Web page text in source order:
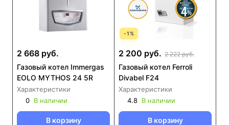
2 668 руб.
Газовый котел Immergas
EOLO MYTHOS 24 5R
Характеристики
0 В наличии
В корзину
-1%
2 200 руб. 2 222 руб.
Газовый котел Ferroli
Divabel F24
Характеристики
4.8 В наличии
В корзину